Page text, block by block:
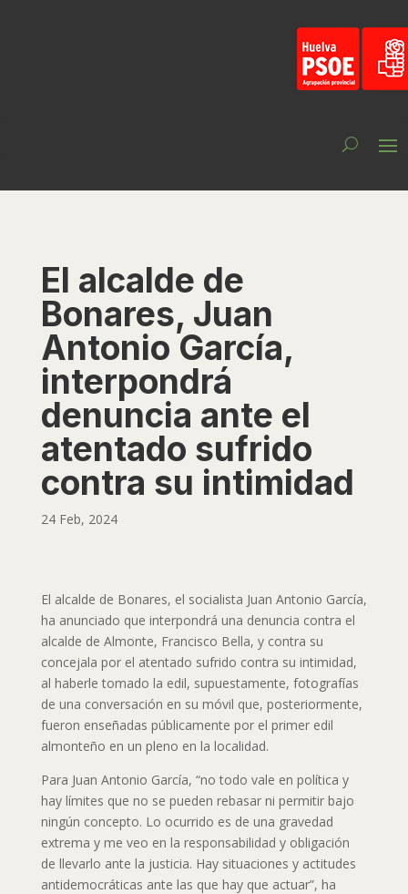
El alcalde de
Bonares, Juan
Antonio García,
interpondrá
denuncia ante el
atentado sufrido
contra su intimidad
24 Feb, 2024
El alcalde de Bonares, el socialista Juan Antonio García,
ha anunciado que interpondrá una denuncia contra el
alcalde de Almonte, Francisco Bella, y contra su
concejala por el atentado sufrido contra su intimidad,
al haberle tomado la edil, supuestamente, fotografías
de una conversación en su móvil que, posteriormente,
fueron enseñadas públicamente por el primer edil
almonteño en un pleno en la localidad.
Para Juan Antonio García, “no todo vale en política y
hay límites que no se pueden rebasar ni permitir bajo
ningún concepto. Lo ocurrido es de una gravedad
extrema y me veo en la responsabilidad y obligación
de llevarlo ante la justicia. Hay situaciones y actitudes
antidemocráticas ante las que hay que actuar”, ha